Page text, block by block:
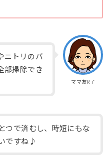
ママ友R子
ニトリのバ
部掃除でき
つで済むし、時短にもな
ですね♪